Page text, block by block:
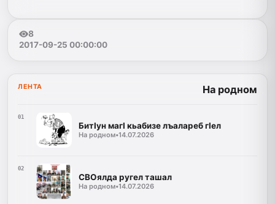
8
2017-09-25 00:00:00
ЛЕНТА На родном
01
БитIун магI кьабизе лъалареб гIел
На родном•14.07.2026
02
СВОялда ругел ташал
На родном•14.07.2026